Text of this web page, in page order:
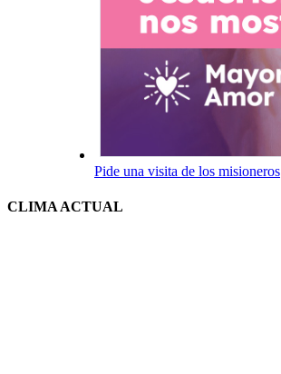
Pide una visita de los misioneros
CLIMA ACTUAL